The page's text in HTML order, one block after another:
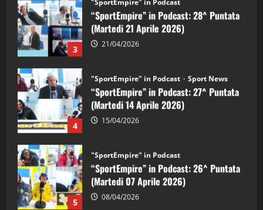
3
“SportEmpire” in Podcast: 28^ Puntata
(Martedi 21 Aprile 2026)
4
“SportEmpire” in Podcast: 27^ Puntata
(Martedi 14 Aprile 2026)
5
“SportEmpire” in Podcast: 26^ Puntata
(Martedi 07 Aprile 2026)